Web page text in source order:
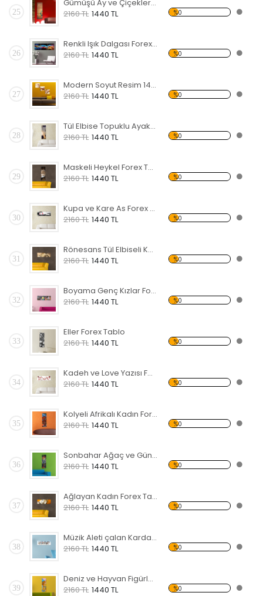
25
Gümüşü Ay ve Çiçekler Forex Tablo
2160 TL 1440 TL %0
26
Renkli Işık Dalgası Forex Tablo
2160 TL 1440 TL %0
27
Modern Soyut Resim 14 Forex Tablo
2160 TL 1440 TL %0
28
Tül Elbise Topuklu Ayakkabı Giyen Kadın Forex Tablo
2160 TL 1440 TL %0
29
Maskeli Heykel Forex Tablo
2160 TL 1440 TL %0
30
Kupa ve Kare As Forex Tablo
2160 TL 1440 TL %0
31
Rönesans Tül Elbiseli KadınForex Tablo
2160 TL 1440 TL %0
32
Boyama Genç Kızlar Forex Tablo
2160 TL 1440 TL %0
33
Eller Forex Tablo
2160 TL 1440 TL %0
34
Kadeh ve Love Yazısı Forex Tablo
2160 TL 1440 TL %0
35
Kolyeli Afrikalı Kadın Forex Tablo
2160 TL 1440 TL %0
36
Sonbahar Ağaç ve Güneş Forex Tablo
2160 TL 1440 TL %0
37
Ağlayan Kadın Forex Tablo
2160 TL 1440 TL %0
38
Müzik Aleti çalan Kardan Adamlar Forex Tablo
2160 TL 1440 TL %0
39
Deniz ve Hayvan Figürlü Forex Tablo
2160 TL 1440 TL %0